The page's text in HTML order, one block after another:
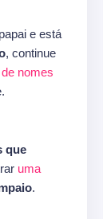
e está
, continue
de nomes
que
uma
.